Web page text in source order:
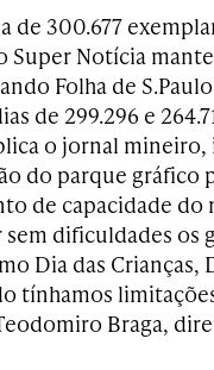
de 300.677
Super Notícia
Folha de
de 299.296 e
o jornal mineiro,
do parque gráfico
de capacidade
dificuldades os
Dia das Crianças,
tínhamos
Braga,